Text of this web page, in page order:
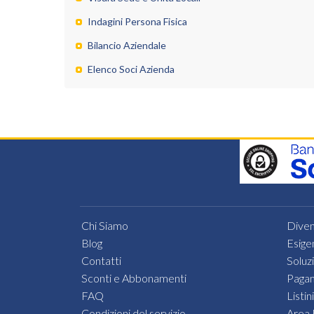
Indagini Persona Fisica
Bilancio Aziendale
Elenco Soci Azienda
Chi Siamo
Blog
Contatti
Sconti e Abbonamenti
FAQ
Listini